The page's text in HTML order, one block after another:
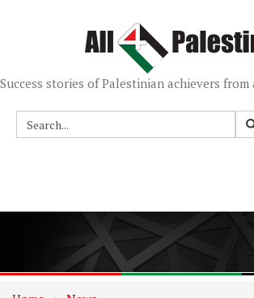
Success stories of Palestinian achievers